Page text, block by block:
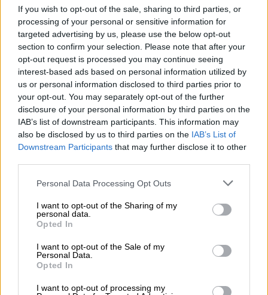
If you wish to opt-out of the sale, sharing to third parties, or
processing of your personal or sensitive information for
targeted advertising by us, please use the below opt-out
section to confirm your selection. Please note that after your
opt-out request is processed you may continue seeing
interest-based ads based on personal information utilized by
us or personal information disclosed to third parties prior to
your opt-out. You may separately opt-out of the further
disclosure of your personal information by third parties on the
IAB’s list of downstream participants. This information may
also be disclosed by us to third parties on the IAB’s List of
Downstream Participants that may further disclose it to other
Please note that this website/app uses one or more Google
not limited to your visit or usage behaviour. You may click to
grant or deny consent to Google and its third-party tags to
use your data for below specified purposes in below Google
consent section.
Personal Data Processing Opt Outs
I want to opt-out of the Sharing of my
personal data.
Opted In
I want to opt-out of the Sale of my
Personal Data.
Opted In
I want to opt-out of processing my
Το βίντεο ξεκινά με μία ακτιβίστρια να
φωνάζει «Ελεύθερη Παλαιστίνη», με τους
αστυνομικούς να την σπρώχνουν κεφάλι και
να τη σέρνουν στο έδαφος για να την
απομακρύνουν από τον υπουργό.
Από την πλευρά του ο Μπεν-Γκβιρ, υψώνει
μια μεγάλη ισραηλινή σημαία μπροστά στους
αιχμαλώτους, φωνάζοντας « Καλώς ήρθατε
στο Ισραήλ, εμείς είμαστε οι ιδιοκτήτες
μεγάφωνα ακούγεται ο εθνικός ύμνος της
χώρας.
https://twitter.com/itamarbengvir/status/2057
046925417824697
«Εμφύλιος» στο Ισραήλ για το βίντεο -
Παρέμβαση Νετανιάχου